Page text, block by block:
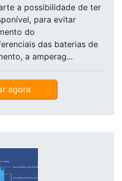
a possibilidade de ter
para evitar
do
das baterias de
a amperag...
agora